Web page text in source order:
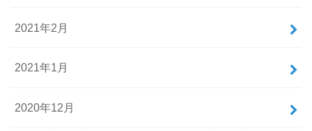
2021年2月
2021年1月
2020年12月